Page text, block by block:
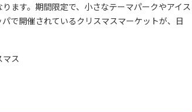
ます。期間限定で、小さなテーマパークやアイス
で開催されているクリスマスマーケットが、日